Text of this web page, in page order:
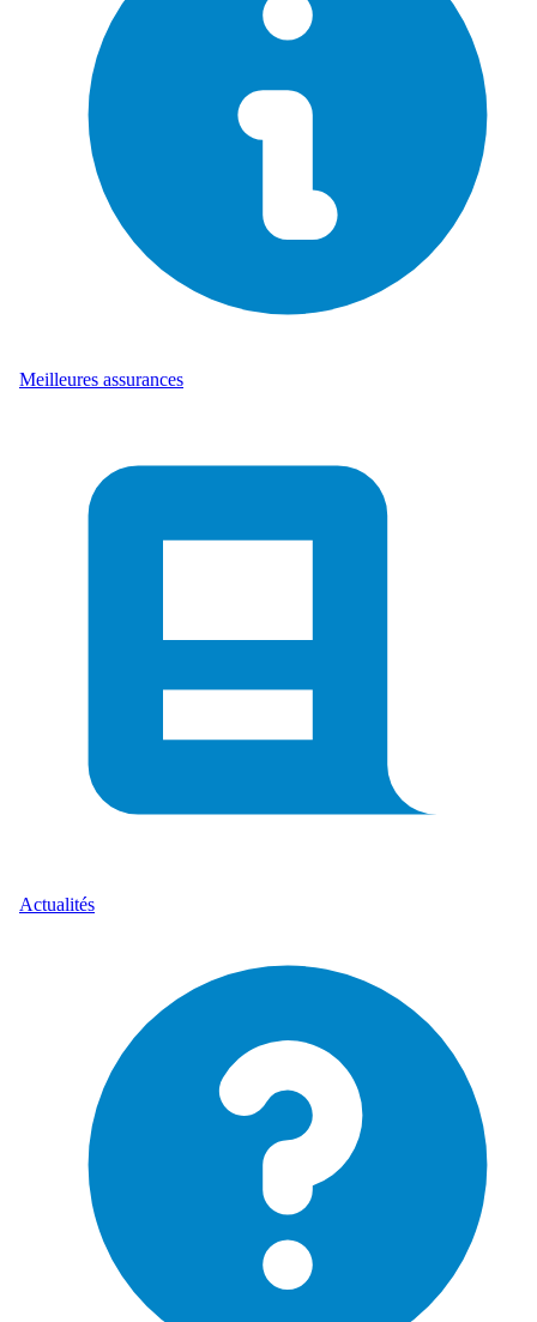
Meilleures assurances
Actualités